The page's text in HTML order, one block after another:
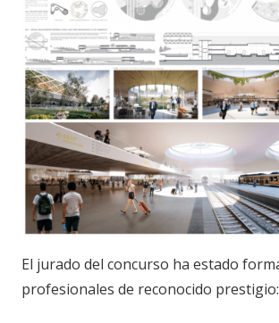
El jurado del concurso ha estado
profesionales de reconocido prestigio: